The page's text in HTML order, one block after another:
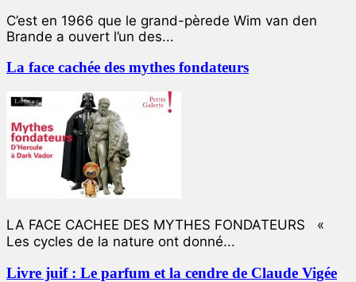
C’est en 1966 que le grand-pèrede Wim van den
Brande a ouvert l’un des...
La face cachée des mythes fondateurs
LA FACE CACHEE DES MYTHES FONDATEURS «
Les cycles de la nature ont donné...
Livre juif : Le parfum et la cendre de Claude Vigée